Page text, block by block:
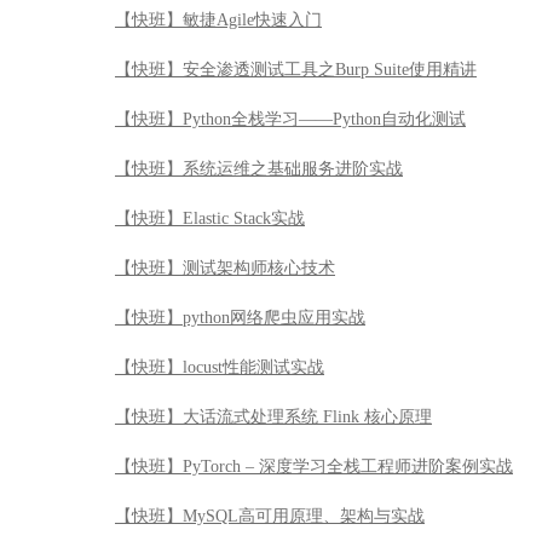
【快班】敏捷Agile快速入门
【快班】安全渗透测试工具之Burp Suite使用精讲
【快班】Python全栈学习——Python自动化测试
【快班】系统运维之基础服务进阶实战
【快班】Elastic Stack实战
【快班】测试架构师核心技术
【快班】python网络爬虫应用实战
【快班】locust性能测试实战
【快班】大话流式处理系统 Flink 核心原理
【快班】PyTorch – 深度学习全栈工程师进阶案例实战
【快班】MySQL高可用原理、架构与实战